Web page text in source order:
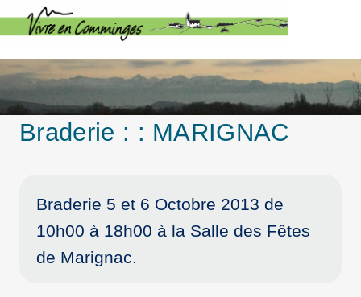
Braderie : : MARIGNAC
Braderie 5 et 6 Octobre 2013 de
10h00 à 18h00 à la Salle des Fêtes
de Marignac.